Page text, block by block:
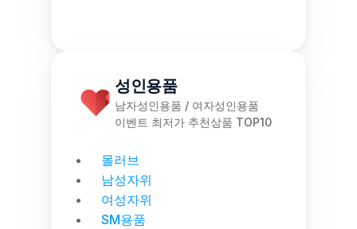
성인용품
남자성인용품 / 여자성인용품
이벤트 최저가 추천상품 TOP10
몰러브
남성자위
여성자위
SM용품